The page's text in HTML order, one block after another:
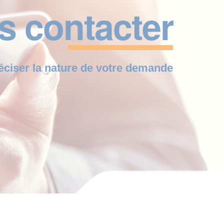
contacter
la nature de votre demande